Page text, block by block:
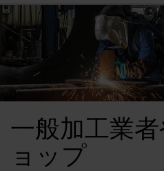
OMAX ウォー
ソフトウェ
日本
Xnetにログイン
ユーザー名 お問い合わせ
一般加工業
ョップ